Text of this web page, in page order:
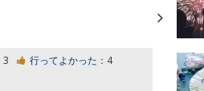
3 行ってよかった： 4